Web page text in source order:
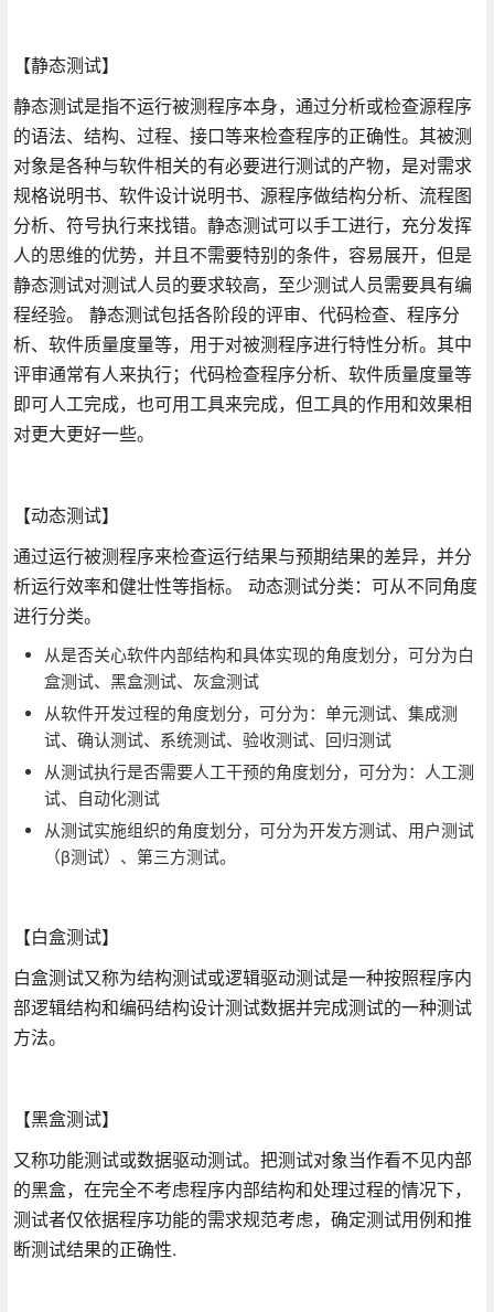
【静态测试】
静态测试是指不运行被测程序本身，通过分析或检查源程序
的语法、结构、过程、接口等来检查程序的正确性。其被测
对象是各种与软件相关的有必要进行测试的产物，是对需求
规格说明书、软件设计说明书、源程序做结构分析、流程图
分析、符号执行来找错。静态测试可以手工进行，充分发挥
人的思维的优势，并且不需要特别的条件，容易展开，但是
静态测试对测试人员的要求较高，至少测试人员需要具有编
程经验。 静态测试包括各阶段的评审、代码检查、程序分
析、软件质量度量等，用于对被测程序进行特性分析。其中
评审通常有人来执行；代码检查程序分析、软件质量度量等
即可人工完成，也可用工具来完成，但工具的作用和效果相
对更大更好一些。
【动态测试】
通过运行被测程序来检查运行结果与预期结果的差异，并分
析运行效率和健壮性等指标。 动态测试分类：可从不同角度
进行分类。
从是否关心软件内部结构和具体实现的角度划分，可分为白
盒测试、黑盒测试、灰盒测试
从软件开发过程的角度划分，可分为：单元测试、集成测
试、确认测试、系统测试、验收测试、回归测试
从测试执行是否需要人工干预的角度划分，可分为：人工测
试、自动化测试
从测试实施组织的角度划分，可分为开发方测试、用户测试
（β测试）、第三方测试。
【白盒测试】
白盒测试又称为结构测试或逻辑驱动测试是一种按照程序内
部逻辑结构和编码结构设计测试数据并完成测试的一种测试
方法。
【黑盒测试】
又称功能测试或数据驱动测试。把测试对象当作看不见内部
的黑盒，在完全不考虑程序内部结构和处理过程的情况下，
测试者仅依据程序功能的需求规范考虑，确定测试用例和推
断测试结果的正确性.